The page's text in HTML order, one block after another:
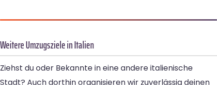
Weitere Umzugsziele in Italien
Ziehst du oder Bekannte in eine andere italienische
Stadt? Auch dorthin organisieren wir zuverlässig deinen